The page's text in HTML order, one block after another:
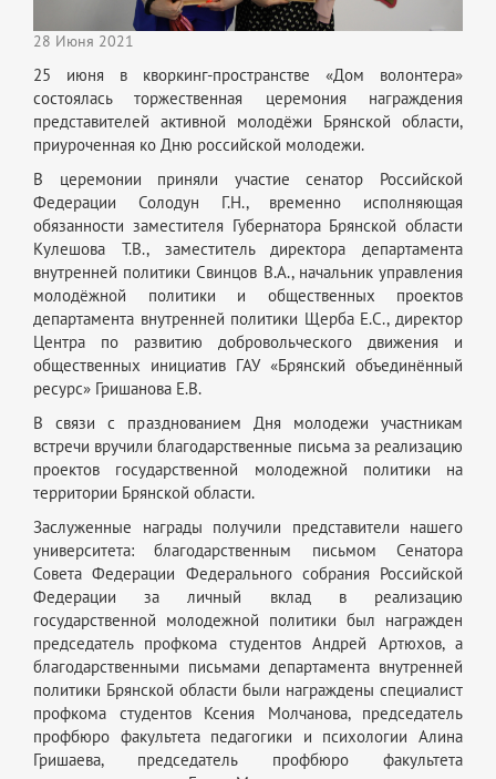
28 Июня 2021
25 июня в кворкинг-пространстве «Дом волонтера»
состоялась торжественная церемония награждения
представителей активной молодёжи Брянской области,
приуроченная ко Дню российской молодежи.
В церемонии приняли участие сенатор Российской
Федерации Солодун Г.Н., временно исполняющая
обязанности заместителя Губернатора Брянской области
Кулешова Т.В., заместитель директора департамента
внутренней политики Свинцов В.А., начальник управления
молодёжной политики и общественных проектов
департамента внутренней политики Щерба Е.С., директор
Центра по развитию добровольческого движения и
общественных инициатив ГАУ «Брянский объединённый
ресурс» Гришанова Е.В.
В связи с празднованием Дня молодежи участникам
встречи вручили благодарственные письма за реализацию
проектов государственной молодежной политики на
территории Брянской области.
Заслуженные награды получили представители нашего
университета: благодарственным письмом Сенатора
Совета Федерации Федерального собрания Российской
Федерации за личный вклад в реализацию
государственной молодежной политики был награжден
председатель профкома студентов Андрей Артюхов, а
благодарственными письмами департамента внутренней
политики Брянской области были награждены специалист
профкома студентов Ксения Молчанова, председатель
профбюро факультета педагогики и психологии Алина
Гришаева, председатель профбюро факультета